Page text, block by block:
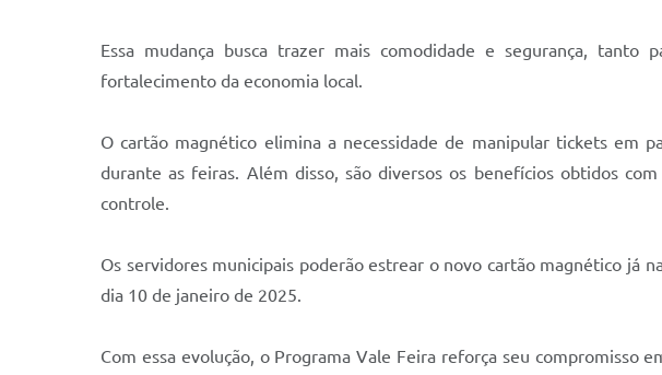
Essa mudança busca trazer mais comodidade e segurança,
fortalecimento da economia local.
O cartão magnético elimina a necessidade de manipular tickets em
durante as feiras. Além disso, são diversos os benefícios obtidos
controle.
Os servidores municipais poderão estrear o novo cartão magnético já
dia 10 de janeiro de 2025.
Com essa evolução, o Programa Vale Feira reforça seu